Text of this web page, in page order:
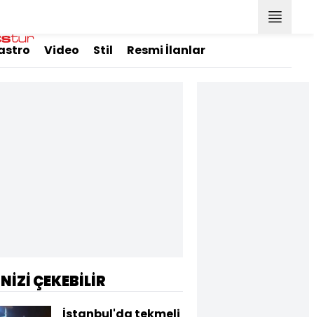
Video Stil Resmi İlanlar
ÇEKEBİLİR